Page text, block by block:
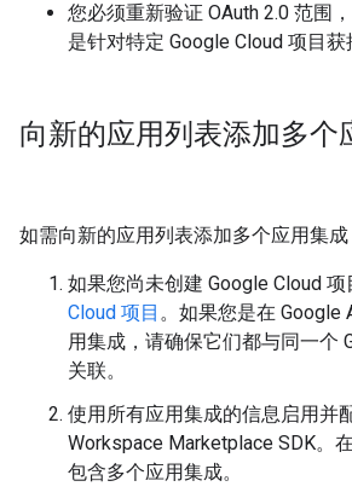
您必须重新验证 OAuth 2.0 范围
是针对特定 Google Cloud 项目获
向新的应用列表添加多个
如需向新的应用列表添加多个应用集成
如果您尚未创建 Google Cloud 项
Cloud 项目 。如果您是在 Google
用集成，请确保它们都与同一个
关联。
使用所有应用集成的信息启用并
Workspace Marketplace SDK。
包含多个应用集成。